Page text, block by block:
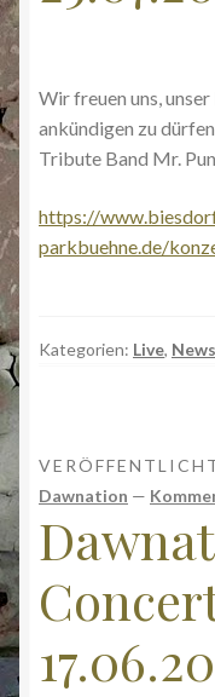
Wir freuen uns,
ankündigen zu
Tribute Band Mr.
https://
parkbuehne.de/
Kategorien: Live, News
Dawnation —